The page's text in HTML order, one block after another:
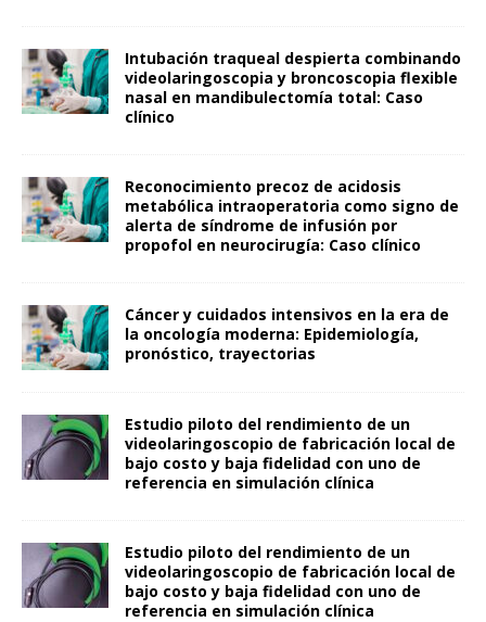
Intubación traqueal despierta combinando
videolaringoscopia y broncoscopia flexible
nasal en mandibulectomía total: Caso
clínico
Reconocimiento precoz de acidosis
metabólica intraoperatoria como signo de
alerta de síndrome de infusión por
propofol en neurocirugía: Caso clínico
Cáncer y cuidados intensivos en la era de
la oncología moderna: Epidemiología,
pronóstico, trayectorias
Estudio piloto del rendimiento de un
videolaringoscopio de fabricación local de
bajo costo y baja fidelidad con uno de
referencia en simulación clínica
Estudio piloto del rendimiento de un
videolaringoscopio de fabricación local de
bajo costo y baja fidelidad con uno de
referencia en simulación clínica